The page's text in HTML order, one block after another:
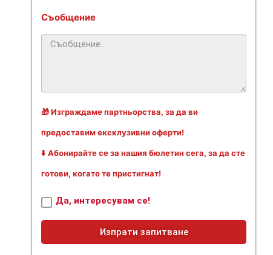
Съобщение
🎁 Изграждаме партньорства, за да ви
предоставим ексклузивни оферти!
⬇️ Абонирайте се за нашия бюлетин сега, за да сте
готови, когато те пристигнат!
Да, интересувам се!
Изпрати запитване